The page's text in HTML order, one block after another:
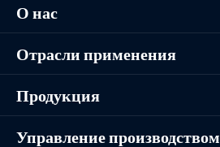
О нас
Отрасли применения
Продукция
Управление производством